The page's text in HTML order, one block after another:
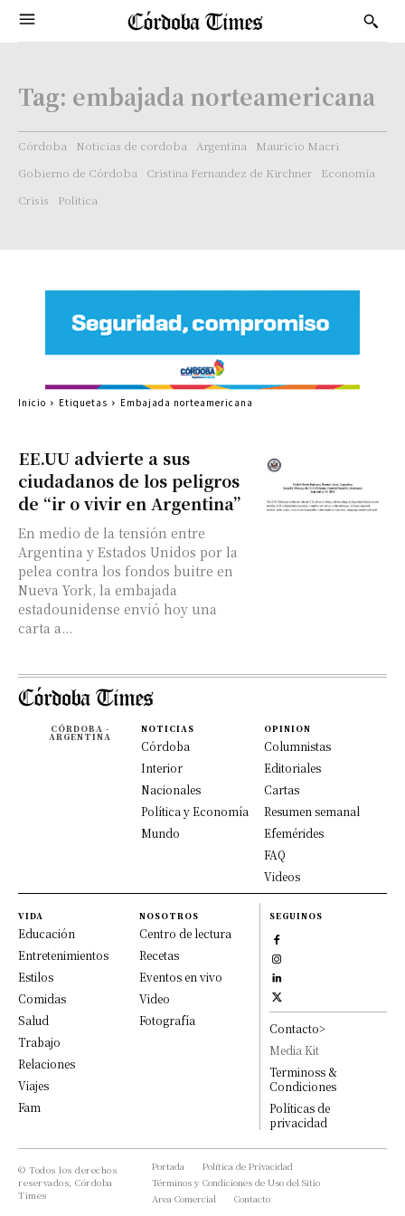
Tag: embajada norteamericana
Córdoba Noticias de cordoba Argentina
Mauricio Macri
Gobierno de Córdoba
Cristina Fernandez de Kirchner
Economía
Crisis
Politica
EE.UU advierte a sus
ciudadanos de los peligros
de “ir o vivir en Argentina”
En medio de la tensión entre
Argentina y Estados Unidos por la
pelea contra los fondos buitre en
Nueva York, la embajada
estadounidense envió hoy una
carta a...
Inicio Etiquetas Embajada norteamericana
CÓRDOBA -
ARGENTINA
NOTICIAS
Córdoba
Interior
Nacionales
Política y Economía
Mundo
OPINION
Columnistas
Editoriales
Cartas
Resumen semanal
Efemérides
FAQ
Videos
VIDA
Educación
Entretenimientos
Estilos
Comidas
Salud
Trabajo
Relaciones
Viajes
Fam
NOSOTROS
Centro de lectura
Recetas
Eventos en vivo
Video
Fotografía
SEGUINOS
Contacto>
Media Kit
Terminoss &
Condiciones
Políticas de
privacidad
© Todos los derechos
reservados, Córdoba
Times
Portada
Política de Privacidad
Términos y Condiciones de Uso del Sitio
Area Comercial
Contacto